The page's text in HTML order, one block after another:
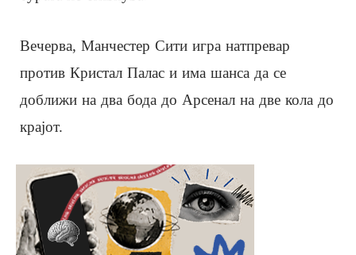
Вечерва, Манчестер Сити игра натпревар
против Кристал Палас и има шанса да се
доближи на два бода до Арсенал на две кола до
крајот.